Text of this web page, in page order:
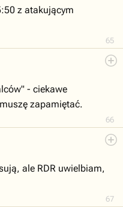
65
z atakującym
66
- ciekawe
zapamiętać.
67
ale RDR uwielbiam,